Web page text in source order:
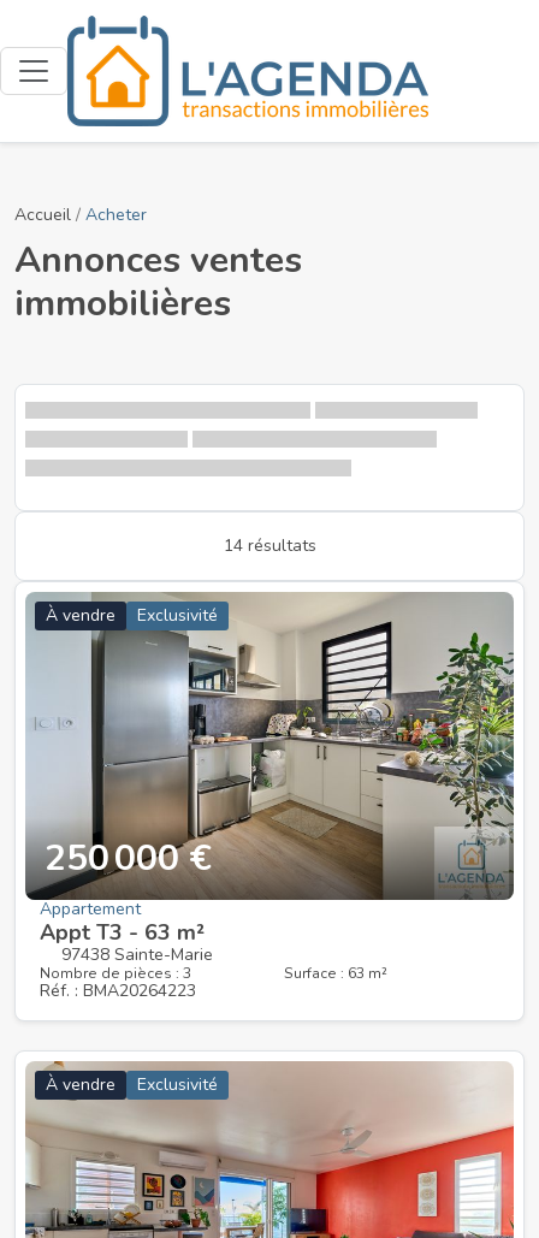
Accueil / Acheter
Annonces ventes
immobilières
14 résultats
À vendre Exclusivité
250 000 €
Appartement
Appt T3 - 63 m²
97438 Sainte-Marie
Nombre de pièces : 3 Surface : 63 m²
Réf. : BMA20264223
À vendre Exclusivité